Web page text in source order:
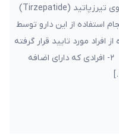
اواخر اردیبهشت از نتایج قابل توجه داروی تیرزپاتید (Tirzepatide)
استفاده از این دارو توسط
افراد مورد تایید قرار گرفته
است: ۱- افراد چاق (دارای BMI بالای ۳۰) ۲- افرادی که دارای اضافه